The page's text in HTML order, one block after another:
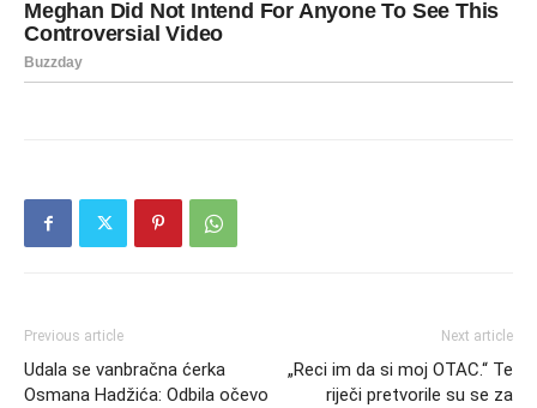
Previous article
Udala se vanbračna ćerka
Osmana Hadžića: Odbila očevo
Next article
„Reci im da si moj OTAC.“ Te
riječi pretvorile su se za